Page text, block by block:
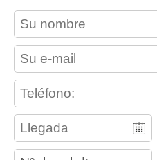
contact_name
contact_email
contact_phone
adults